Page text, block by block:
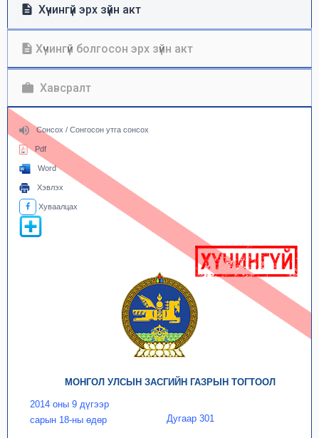
Хүчингүй эрх зүйн акт
Хүчингүй болгосон эрх зүйн акт
Хавсралт
Сонсох / Сонгосон утга сонсох
Pdf
Word
Хэвлэх
Хуваалцах
МОНГОЛ УЛСЫН ЗАСГИЙН ГАЗРЫН ТОГТООЛ
2014 оны 9 дүгээр
сарын 18-ны өдөр
Дугаар 301